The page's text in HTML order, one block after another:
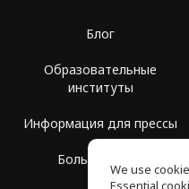
Блог
Образовательные
институты
Информация для прессы
Больше Групп
We use
Essential